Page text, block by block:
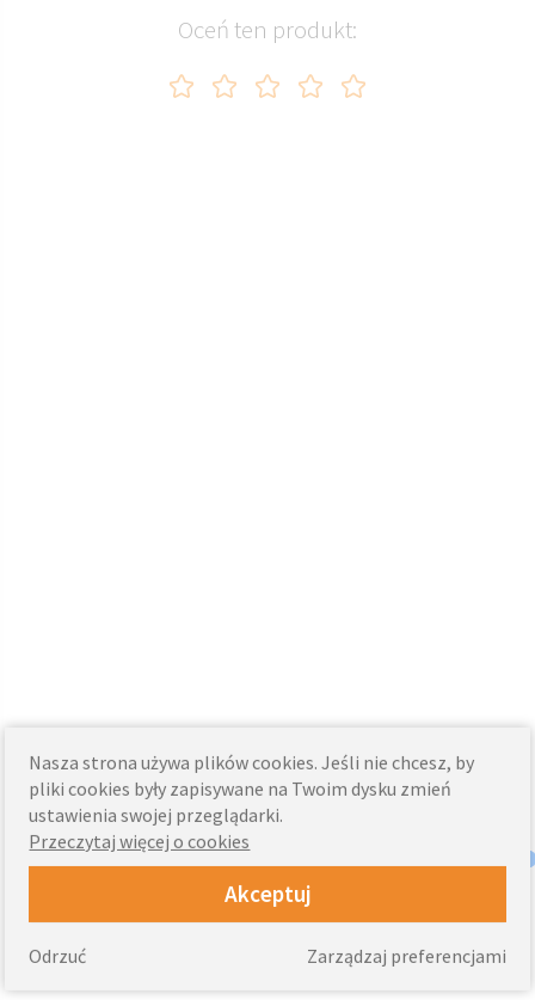
Oceń ten produkt:
Nasza strona używa plików cookies. Jeśli nie chcesz, by
pliki cookies były zapisywane na Twoim dysku zmień
ustawienia swojej przeglądarki.
Przeczytaj więcej o cookies
Akceptuj
Zarządzaj preferencjami
Odrzuć